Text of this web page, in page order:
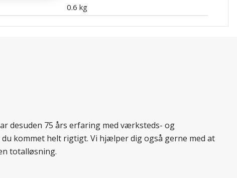
0.6 kg
desuden 75 års erfaring med værksteds- og
kommet helt rigtigt. Vi hjælper dig også gerne med at
totalløsning.